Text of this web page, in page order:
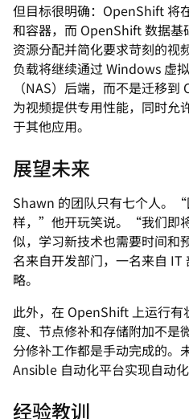
但目标很明确：OpenShift 将
和容器，而 OpenShift 数据基
资源分配并简化要求苛刻的视
负载将继续通过 Windows 虚
（NAS）后端，而不是迁移
为视频提供专用性能，同时允
于其他应用。
展望未来
Shawn 的团队只有七个人。
样，”他开玩笑说。“我们即
似，学习新技术也需要时间和
名来自开发部门，一名来自
略。
此外，在 OpenShift 上运行有
度、节点修补和存储附加不是
分修补工作都是手动完成的。
Ansible 自动化平台实现自动化
经验教训